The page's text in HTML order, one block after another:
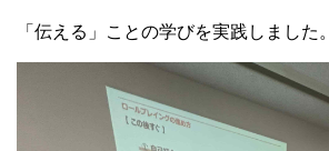
「伝える」ことの学びを実践しました。